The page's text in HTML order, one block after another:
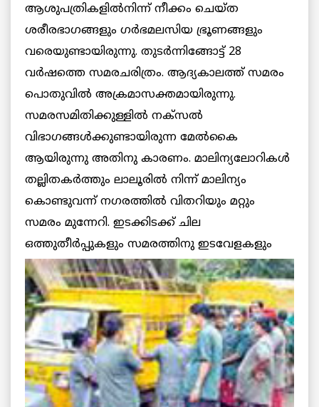
ആശുപത്രികളില്‍നിന്ന് നീക്കം ചെയ്ത
ശരീരഭാഗങ്ങളും ഗര്‍ഭമലസിയ ഭ്രൂണങ്ങളും
വരെയുണ്ടായിരുന്നു. തുടര്‍ന്നിങ്ങോട്ട് 28
വര്‍ഷത്തെ സമരചരിത്രം. ആദ്യകാലത്ത് സമരം
പൊതുവില്‍ അക്രമാസക്തമായിരുന്നു.
സമരസമിതിക്കുള്ളില്‍ നക്സല്‍
വിഭാഗങ്ങള്‍ക്കുണ്ടായിരുന്ന മേല്‍കൈ
ആയിരുന്നു അതിനു കാരണം. മാലിന്യലോറികള്‍
തല്ലിതകര്‍ത്തും ലാലൂരില്‍ നിന്ന് മാലിന്യം
കൊണ്ടുവന്ന് നഗരത്തില്‍ വിതറിയും മറ്റും
സമരം മുന്നേറി. ഇടക്കിടക്ക് ചില
ഒത്തുതീര്‍പ്പുകളും സമരത്തിനു ഇടവേളകളും